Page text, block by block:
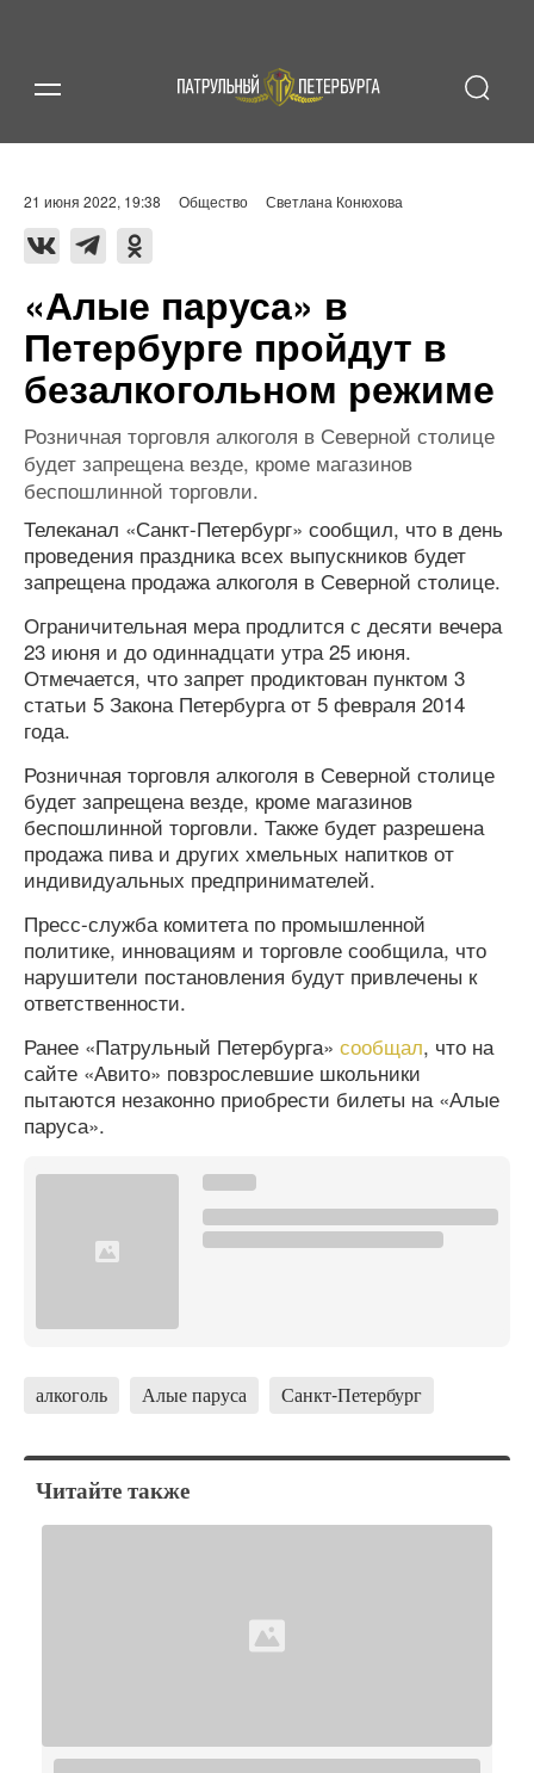
21 июня 2022, 19:38 Общество Светлана Конюхова
«Алые паруса» в
Петербурге пройдут в
безалкогольном режиме
Розничная торговля алкоголя в Северной столице
будет запрещена везде, кроме магазинов
беспошлинной торговли.
Телеканал «Санкт-Петербург» сообщил, что в день
проведения праздника всех выпускников будет
запрещена продажа алкоголя в Северной столице.
Ограничительная мера продлится с десяти вечера
23 июня и до одиннадцати утра 25 июня.
Отмечается, что запрет продиктован пунктом 3
статьи 5 Закона Петербурга от 5 февраля 2014
года.
Розничная торговля алкоголя в Северной столице
будет запрещена везде, кроме магазинов
беспошлинной торговли. Также будет разрешена
продажа пива и других хмельных напитков от
индивидуальных предпринимателей.
Пресс-служба комитета по промышленной
политике, инновациям и торговле сообщила, что
нарушители постановления будут привлечены к
ответственности.
Ранее «Патрульный Петербурга» сообщал, что на
сайте «Авито» повзрослевшие школьники
пытаются незаконно приобрести билеты на «Алые
паруса».
алкоголь Алые паруса Санкт-Петербург
Читайте также